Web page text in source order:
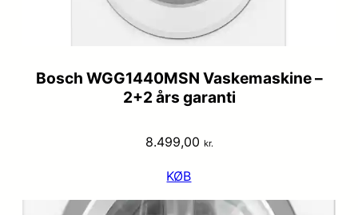
Bosch WGG1440MSN Vaskemaskine –
2+2 års garanti
8.499,00 kr.
KØB